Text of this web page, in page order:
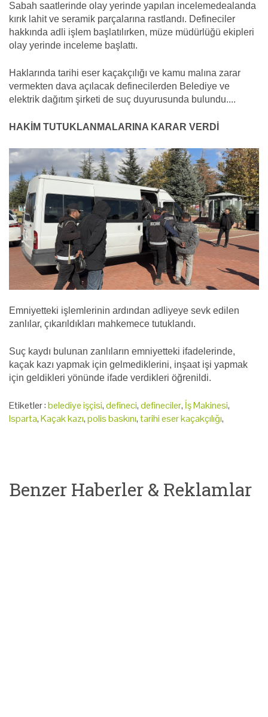
Sabah saatlerinde olay yerinde yapılan incelemedealanda
kırık lahit ve seramik parçalarına rastlandı. Defineciler
hakkında adli işlem başlatılırken, müze müdürlüğü ekipleri
olay yerinde inceleme başlattı.
Haklarında tarihi eser kaçakçılığı ve kamu malına zarar
vermekten dava açılacak definecilerden Belediye ve
elektrik dağıtım şirketi de suç duyurusunda bulundu....
HAKİM TUTUKLANMALARINA KARAR VERDİ
Emniyetteki işlemlerinin ardından adliyeye sevk edilen
zanlılar, çıkarıldıkları mahkemece tutuklandı.
Suç kaydı bulunan zanlıların emniyetteki ifadelerinde,
kaçak kazı yapmak için gelmediklerini, inşaat işi yapmak
için geldikleri yönünde ifade verdikleri öğrenildi.
Etiketler :belediye işçisi,defineci,defineciler, İş Makinesi,
Isparta,Kaçak kazı,polis baskını,tarihi eser kaçakçılığı,
Benzer Haberler & Reklamlar